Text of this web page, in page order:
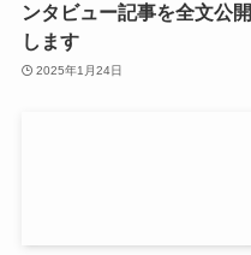
ンタビュー記事を全文公開
します
2025年1月24日